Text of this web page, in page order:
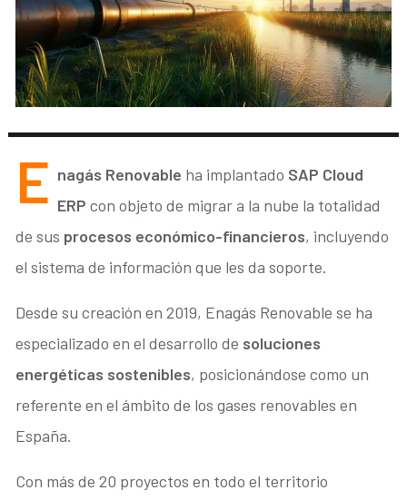
E nagás Renovable ha implantado SAP Cloud
ERP con objeto de migrar a la nube la totalidad
de sus procesos económico-financieros, incluyendo
el sistema de información que les da soporte.
Desde su creación en 2019, Enagás Renovable se ha
especializado en el desarrollo de soluciones
energéticas sostenibles, posicionándose como un
referente en el ámbito de los gases renovables en
España.
Con más de 20 proyectos en todo el territorio